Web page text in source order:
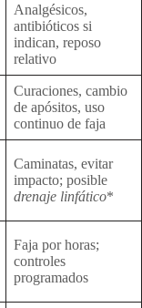
Analgésicos,
antibióticos si
indican, reposo
relativo
Curaciones, cambio
de apósitos, uso
continuo de faja
Caminatas, evitar
impacto; posible
drenaje linfático*
Faja por horas;
controles
programados